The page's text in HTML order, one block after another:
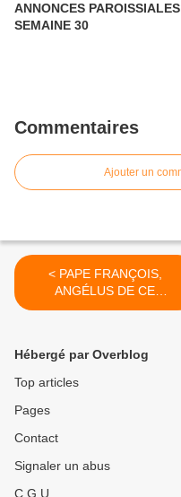
ANNONCES
SEMAINE 30
Commentaires
Ajouter un
< PAPE FRANÇOIS,
ANGÉLUS DE CE
PREMIER DIMANCHE DE
Hébergé par Overblog
Top articles
Pages
Contact
Signaler un abus
C.G.U.